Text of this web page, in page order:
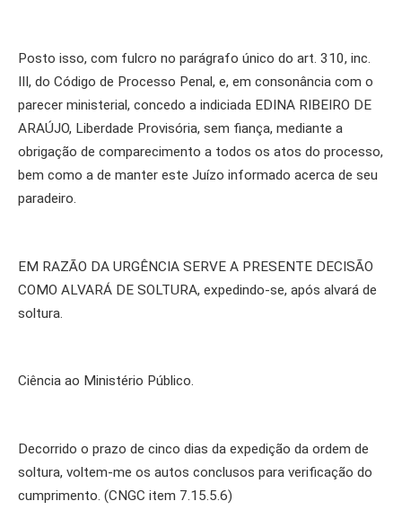
Posto isso, com fulcro no parágrafo único do art. 310, inc.
III, do Código de Processo Penal, e, em consonância com o
parecer ministerial, concedo a indiciada EDINA RIBEIRO DE
ARAÚJO, Liberdade Provisória, sem fiança, mediante a
obrigação de comparecimento a todos os atos do processo,
bem como a de manter este Juízo informado acerca de seu
paradeiro.
EM RAZÃO DA URGÊNCIA SERVE A PRESENTE DECISÃO
COMO ALVARÁ DE SOLTURA, expedindo-se, após alvará de
soltura.
Ciência ao Ministério Público.
Decorrido o prazo de cinco dias da expedição da ordem de
soltura, voltem-me os autos conclusos para verificação do
cumprimento. (CNGC item 7.15.5.6)